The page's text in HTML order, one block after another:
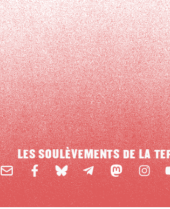
FacebookBlueSky Mastodon
LES SOULÈVEMENTS DE LA